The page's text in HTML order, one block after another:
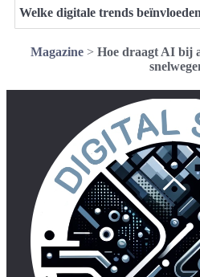
Welke digitale trends
Magazine> Hoe draagt AI bij